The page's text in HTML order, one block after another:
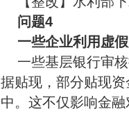
问题4
一些企业利用虚
一些基层银行审
据贴现，部分贴现
中。这不仅影响金